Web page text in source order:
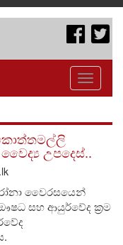
Toggle
උපදෙස්..
වෛරසයෙන්
සහ ආයුර්වේද ක්‍රම